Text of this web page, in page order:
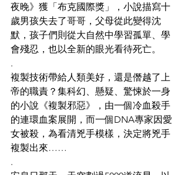
夜晚》獲「布克國際獎」，小說描寫十
歲男孩失去了哥哥，父母從此變得沈
默，孩子們則從大自然中學習孤單、學
會殘忍，也以全新的眼光看待死亡。
.
複製技術帶給人類美好，還是僭越了上
帝的職責？集科幻、懸疑、驚悚於一身
的小說《複製邪惡》，由一個冷血殺手
的連環血案展開，而一個DNA專家因愛
女被殺，為看清兇手模樣，決定將兇手
複製出來……
.